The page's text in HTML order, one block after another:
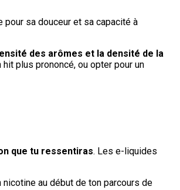
pour sa douceur et sa capacité à
des arômes et la densité de la
plus prononcé, ou opter pour un
que tu ressentiras. Les e-liquides
au début de ton parcours de